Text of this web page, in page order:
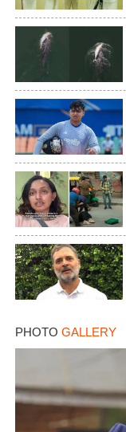
PHOTO GALLERY